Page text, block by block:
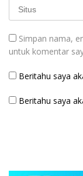
Simpan nama,
untuk komentar
Beritahu saya
Beritahu saya